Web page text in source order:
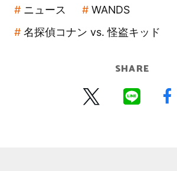
ニュース
WANDS
名探偵コナン vs. 怪盗キッド
SHARE